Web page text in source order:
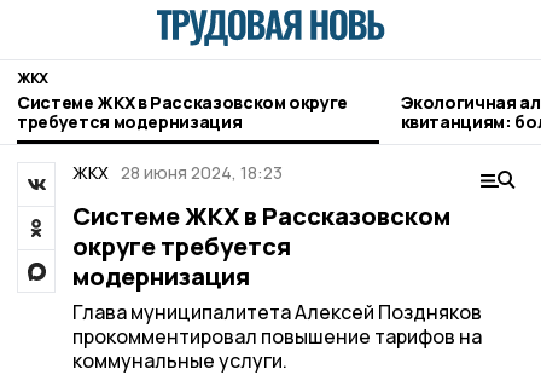
ЖКХ
Системе ЖКХ в Рассказовском округе
требуется модернизация
Экологичная
квитанциям:
оплачивают
ЖКХ 28 июня 2024, 18:23
Системе ЖКХ в Рассказовском
округе требуется
модернизация
Глава муниципалитета Алексей Поздняков
прокомментировал повышение тарифов на
коммунальные услуги.